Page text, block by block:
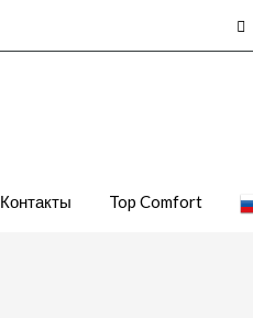
Контакты Top Comfort